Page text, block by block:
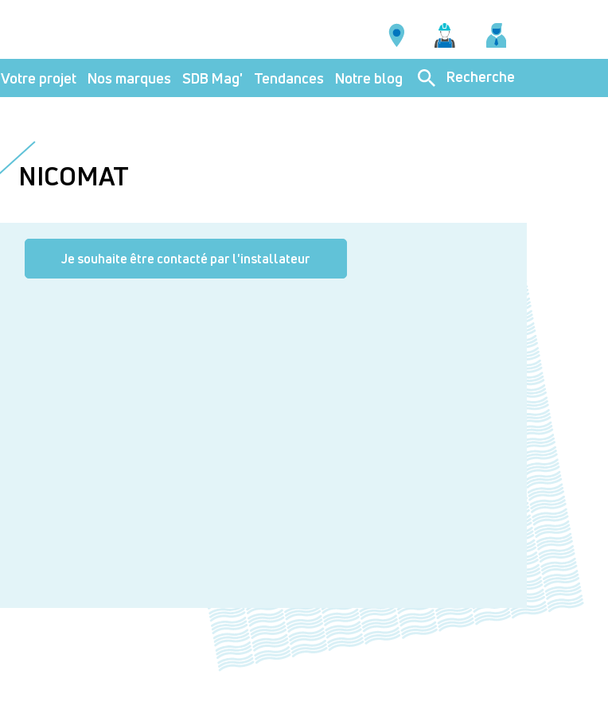
Votre projet Nos marques SDB Mag' Tendances Notre blog Recherche
NICOMAT
Je souhaite être contacté par l'installateur